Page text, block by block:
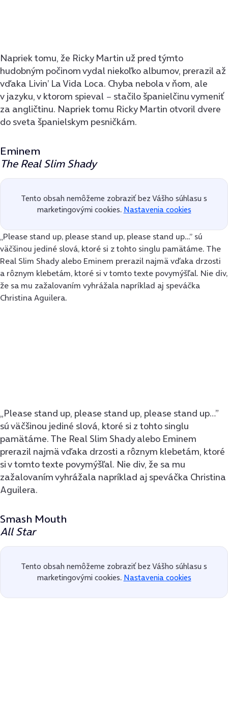
Napriek tomu, že Ricky Martin už pred týmto
hudobným počinom vydal niekoľko albumov, prerazil až
vďaka Livin’ La Vida Loca. Chyba nebola v ňom, ale
v jazyku, v ktorom spieval − stačilo španielčinu vymeniť
za angličtinu. Napriek tomu Ricky Martin otvoril dvere
do sveta španielskym pesničkám.
Eminem
The Real Slim Shady
Tento obsah nemôžeme zobraziť bez Vášho súhlasu s
marketingovými cookies. Nastavenia cookies
„Please stand up, please stand up, please stand up…” sú
väčšinou jediné slová, ktoré si z tohto singlu pamätáme. The
Real Slim Shady alebo Eminem prerazil najmä vďaka drzosti
a rôznym klebetám, ktoré si v tomto texte povymýšľal. Nie div,
že sa mu zažalovaním vyhrážala napríklad aj speváčka
Christina Aguilera.
„Please stand up, please stand up, please stand up…”
sú väčšinou jediné slová, ktoré si z tohto singlu
pamätáme. The Real Slim Shady alebo Eminem
prerazil najmä vďaka drzosti a rôznym klebetám, ktoré
si v tomto texte povymýšľal. Nie div, že sa mu
zažalovaním vyhrážala napríklad aj speváčka Christina
Aguilera.
Smash Mouth
All Star
Tento obsah nemôžeme zobraziť bez Vášho súhlasu s
marketingovými cookies. Nastavenia cookies